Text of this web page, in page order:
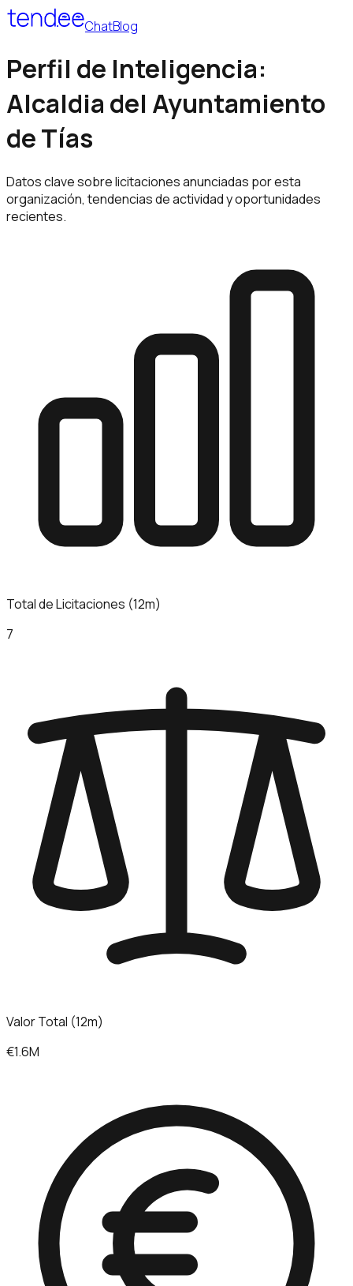
ChatBlog
Perfil de Inteligencia:
Alcaldia del Ayuntamiento
de Tías
Datos clave sobre licitaciones anunciadas por esta
organización, tendencias de actividad y oportunidades
recientes.
Total de Licitaciones (12m)
7
Valor Total (12m)
€1.6M